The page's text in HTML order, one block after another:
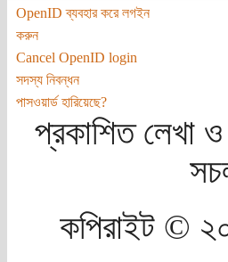
OpenID ব্যবহার করে লগইন
করুন
Cancel OpenID login
সদস্য নিবন্ধন
পাসওয়ার্ড হারিয়েছে?
প্রকাশিত লেখা
কপিরাইট ©